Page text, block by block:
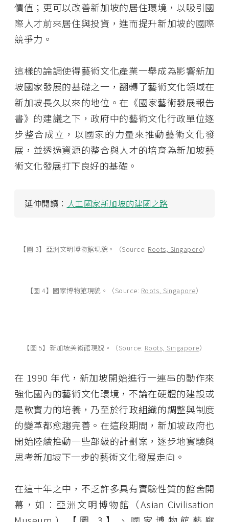
價值；更可以改善新加坡的居住環境，以吸引國
際人才前來居住與投資，進而提升新加坡的國際
競爭力。
這樣的論調使得藝術文化產業一舉成為影響新加
坡國家發展的基礎之一，翻轉了藝術文化領域在
新加坡長久以來的地位。在《國家藝術發展報告
書》的建議之下，政府中的藝術文化行政單位逐
步整合成立，以國家的力量來推動藝術文化發
展，並透過資源的整合與人才的培育為新加坡藝
術文化發展打下良好的基礎。
延伸閱讀： 人工國家新加坡的建國之路
【圖 3】亞洲文明博物館現貌。（Source: Roots, Singapore）
【圖 4】國家博物館現貌。（Source: Roots, Singapore）
【圖 5】新加坡美術館現貌。（Source: Roots, Singapore）
在 1990 年代，新加坡開始進行一連串的動作來
強化國內的藝術文化環境，不論在硬體的建設或
是軟實力的培養，乃至於行政組織的調整與制度
的變革都愈趨完善。在這段期間，新加坡政府也
開始陸續推動一些部級的計劃案，逐步地實驗與
思考新加坡下一步的藝術文化發展走向。
在這十年之中，不乏許多具有實驗性質的館舍開
幕，如：亞洲文明博物館（Asian Civilisation